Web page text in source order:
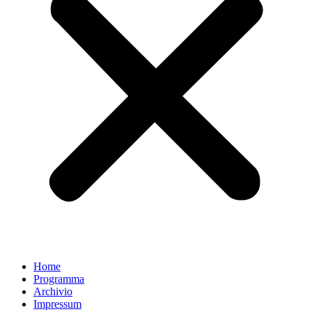
Home
Programma
Archivio
Impressum